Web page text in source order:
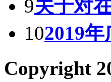
9关于对
102019
Copyright